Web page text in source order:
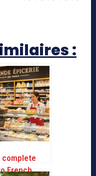
:
complete
French